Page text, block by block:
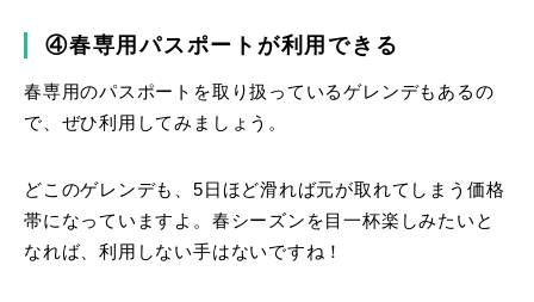
④春専用パスポートが利用できる
春専用のパスポートを取り扱っているゲレンデもあるの
で、ぜひ利用してみましょう。
どこのゲレンデも、5日ほど滑れば元が取れてしまう価格
帯になっていますよ。春シーズンを目一杯楽しみたいと
なれば、利用しない手はないですね！